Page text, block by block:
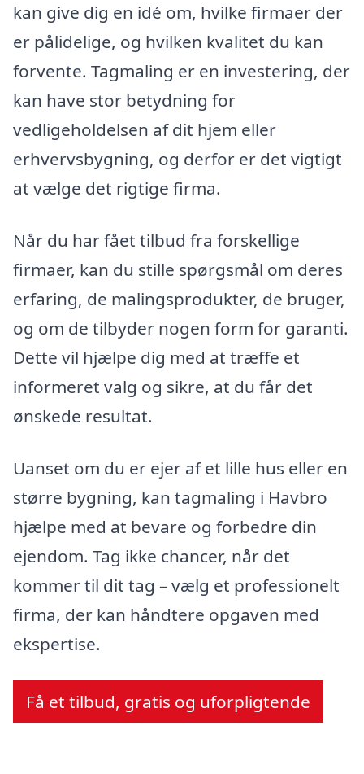
kan give dig en idé om, hvilke firmaer der
er pålidelige, og hvilken kvalitet du kan
forvente. Tagmaling er en investering, der
kan have stor betydning for
vedligeholdelsen af dit hjem eller
erhvervsbygning, og derfor er det vigtigt
at vælge det rigtige firma.
Når du har fået tilbud fra forskellige
firmaer, kan du stille spørgsmål om deres
erfaring, de malingsprodukter, de bruger,
og om de tilbyder nogen form for garanti.
Dette vil hjælpe dig med at træffe et
informeret valg og sikre, at du får det
ønskede resultat.
Uanset om du er ejer af et lille hus eller en
større bygning, kan tagmaling i Havbro
hjælpe med at bevare og forbedre din
ejendom. Tag ikke chancer, når det
kommer til dit tag – vælg et professionelt
firma, der kan håndtere opgaven med
ekspertise.
Få et tilbud, gratis og uforpligtende